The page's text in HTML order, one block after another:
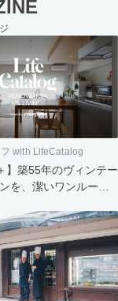
with LifeCatalog
】築55年のヴィンテー
を、潔いワンルーム